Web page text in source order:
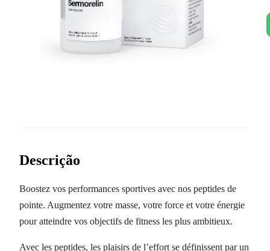
Descrição
Boostez vos performances sportives avec nos peptides de
pointe. Augmentez votre masse, votre force et votre énergie
pour atteindre vos objectifs de fitness les plus ambitieux.
Avec les peptides, les plaisirs de l’effort se définissent par un